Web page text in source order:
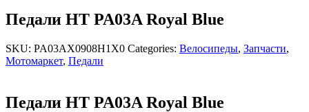
Педали HT PA03A Royal Blue
SKU: PA03AX0908H1X0 Categories: Велосипеды, Запчасти,
Мотомаркет, Педали
Педали HT PA03A Royal Blue